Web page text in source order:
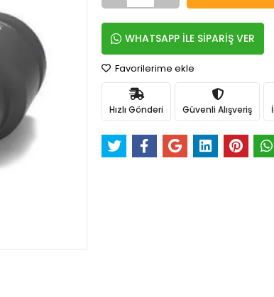
WHATSAPP İLE SİPARİŞ VER
Favorilerime ekle
Hızlı Gönderi Güvenli Alışveriş